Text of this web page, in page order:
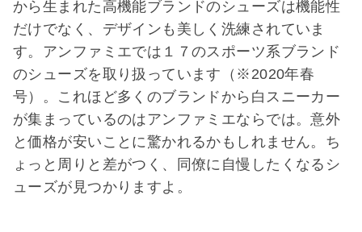
から生まれた高機能ブランドのシューズは機能性
だけでなく、デザインも美しく洗練されていま
す。アンファミエでは１７のスポーツ系ブランド
のシューズを取り扱っています（※2020年春
号）。これほど多くのブランドから白スニーカー
が集まっているのはアンファミエならでは。意外
と価格が安いことに驚かれるかもしれません。ち
ょっと周りと差がつく、同僚に自慢したくなるシ
ューズが見つかりますよ。